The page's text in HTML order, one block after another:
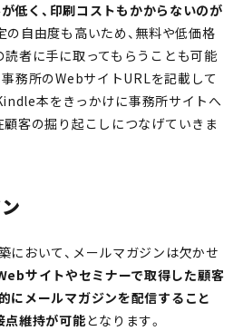
低く、印刷コストもかからないのが
の自由度も高いため、無料や低価格
読者に手に取ってもらうことも可能
事務所のWebサイトURLを記載して
本をきっかけに事務所サイトへ
顧客の掘り起こしにつなげていきま
において、メールマガジンは欠かせ
サイトやセミナーで取得した顧客
にメールマガジンを配信すること
点維持が可能となります。